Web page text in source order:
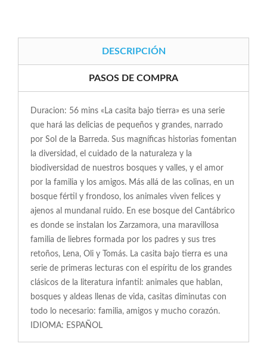
DESCRIPCIÓN
PASOS DE COMPRA
Duracion: 56 mins «La casita bajo tierra» es una serie
que hará las delicias de pequeños y grandes, narrado
por Sol de la Barreda. Sus magníficas historias fomentan
la diversidad, el cuidado de la naturaleza y la
biodiversidad de nuestros bosques y valles, y el amor
por la familia y los amigos. Más allá de las colinas, en un
bosque fértil y frondoso, los animales viven felices y
ajenos al mundanal ruido. En ese bosque del Cantábrico
es donde se instalan los Zarzamora, una maravillosa
familia de liebres formada por los padres y sus tres
retoños, Lena, Oli y Tomás. La casita bajo tierra es una
serie de primeras lecturas con el espíritu de los grandes
clásicos de la literatura infantil: animales que hablan,
bosques y aldeas llenas de vida, casitas diminutas con
todo lo necesario: familia, amigos y mucho corazón.
IDIOMA: ESPAÑOL